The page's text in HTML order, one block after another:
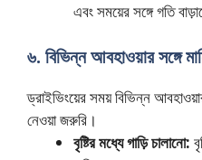
এবং সময়ের সঙ্গে গতি
৬. বিভিন্ন আবহাওয়ার সঙ্গে
ড্রাইভিংয়ের সময় বিভিন্ন
নেওয়া জরুরি।
বৃষ্টির মধ্যে গাড়ি চালানো: